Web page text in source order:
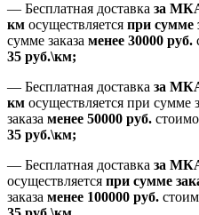
— Бесплатная доставка за
км осуществляется при сумме
сумме заказа менее 30000 руб.
35 руб.\км;
— Бесплатная доставка за
км осуществляется при сумме
заказа менее 50000 руб.
35 руб.\км;
— Бесплатная доставка за
осуществляется при сумме
заказа менее 100000 руб.